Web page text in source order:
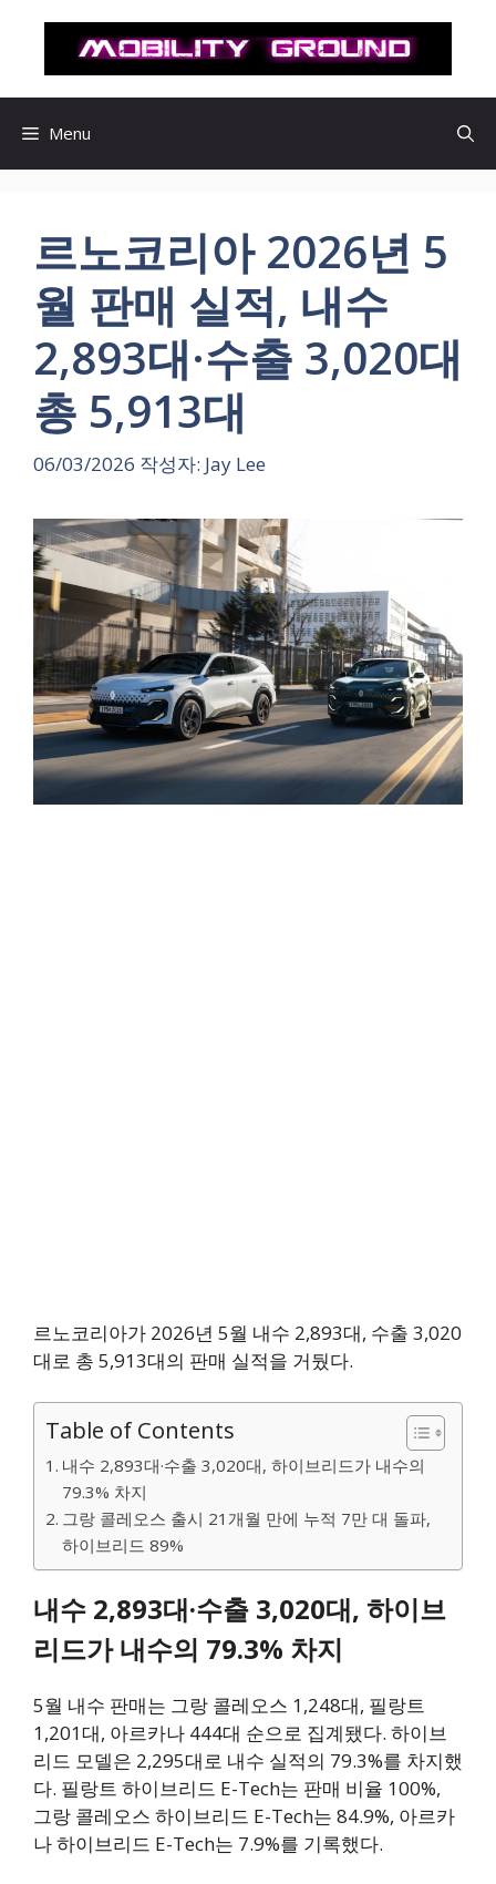
로
Menu
르노코리아 2026년 5
월 판매 실적, 내수
2,893대·수출 3,020대
총 5,913대
06/03/2026 작성자: Jay Lee
르노코리아가 2026년 5월 내수 2,893대, 수출 3,020
대로 총 5,913대의 판매 실적을 거뒀다.
Table of Contents
내수 2,893대·수출 3,020대, 하이브리드가 내수의
79.3% 차지
그랑 콜레오스 출시 21개월 만에 누적 7만 대 돌파,
하이브리드 89%
내수 2,893대·수출 3,020대, 하이브
리드가 내수의 79.3% 차지
5월 내수 판매는 그랑 콜레오스 1,248대, 필랑트
1,201대, 아르카나 444대 순으로 집계됐다. 하이브
리드 모델은 2,295대로 내수 실적의 79.3%를 차지했
다. 필랑트 하이브리드 E-Tech는 판매 비율 100%,
그랑 콜레오스 하이브리드 E-Tech는 84.9%, 아르카
나 하이브리드 E-Tech는 7.9%를 기록했다.